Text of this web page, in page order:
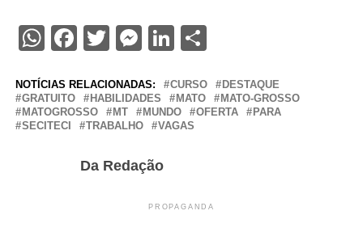
WhatsApp
Facebook
Twitter
Messenger
LinkedIn
Share
NOTÍCIAS RELACIONADAS: CURSO
DESTAQUE
GRATUITO
HABILIDADES MATO
MATO-GROSSO
MATOGROSSO
MT MUNDO OFERTA
PARA
SECITECI
TRABALHO VAGAS
Da Redação
PROPAGANDA